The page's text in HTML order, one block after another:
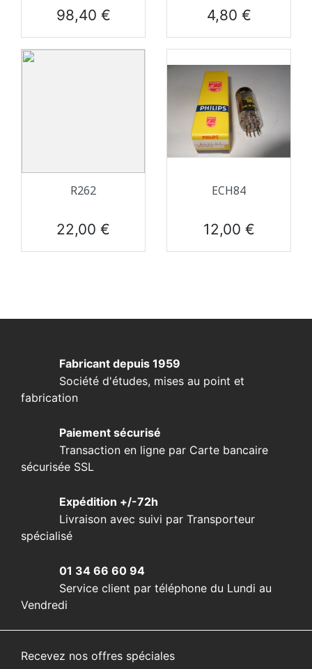
Prix
98,40 € Prix
4,80 €
R262
Prix
22,00 €
ECH84
Prix
12,00 €
Fabricant depuis 1959
Société d'études, mises au point et
fabrication
Paiement sécurisé
Transaction en ligne par Carte bancaire
sécurisée SSL
Expédition +/-72h
Livraison avec suivi par Transporteur
spécialisé
01 34 66 60 94
Service client par téléphone du Lundi au
Vendredi
Recevez nos offres spéciales